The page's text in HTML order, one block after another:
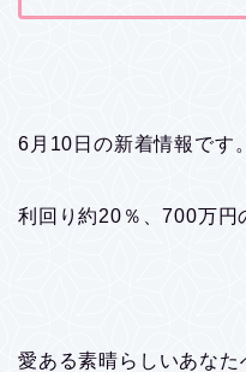
6月10日の新着情報です。
利回り約20％、700万円
愛ある素晴らしいあなた